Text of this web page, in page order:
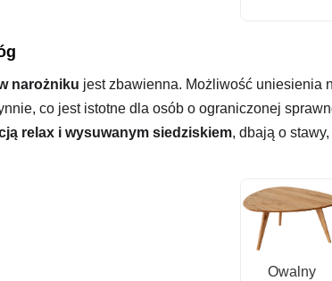
narożniku jest zbawienna. Możliwość uniesienia
co jest istotne dla osób o ograniczonej
relax i wysuwanym siedziskiem, dbają o
Owalny